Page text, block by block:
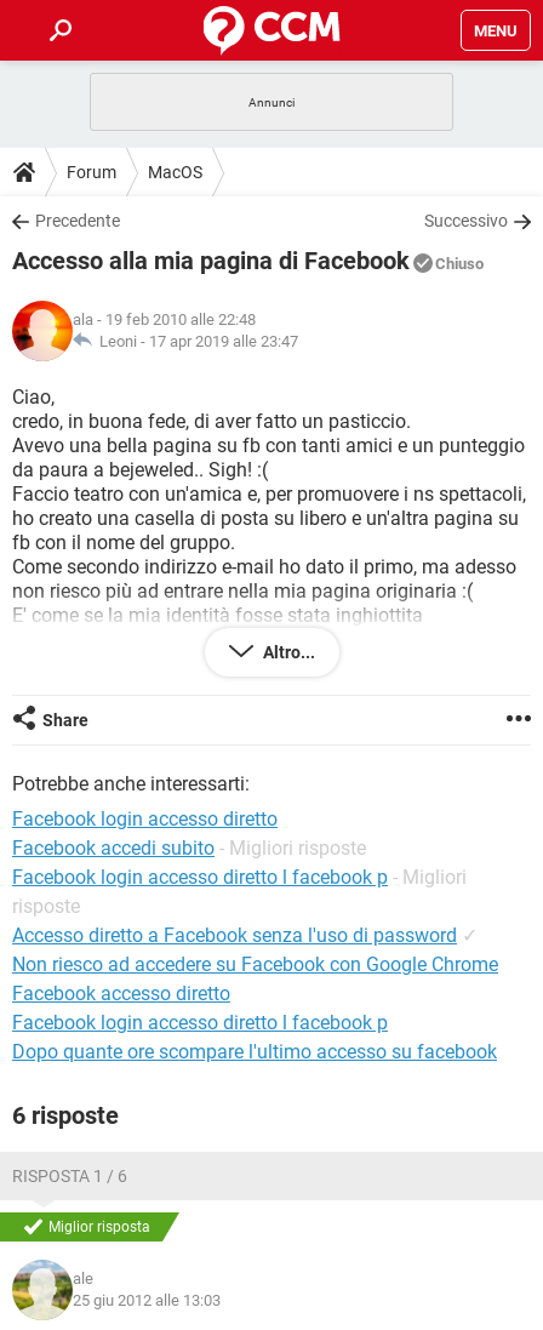
MENU
INTRATTENIMENTO
iOS
INSTAGRAM WHATSAPP
TIKTOK
HARDWARE
GUIDE
COVID-19
INSTAGRAM
TIKTOK
HARDWARE
DOWNLOAD
COVID-19 GAMING
INTRATTENIMENTO
iOS WINDOWS 10
INSTAGRAM
TIKTOK FACEBOOK
HARDWARE
COVID-19
INTRATTENIMENTO
iOS
INSTAGRAM WHATSAPP
TIKTOK FACEBOOK
HARDWARE
GLOSSARIO
COVID-19
INTRATTENIMENTO ANDROID
iOS
INSTAGRAM WHATSAPP
TIKTOK
HARDWARE
Forum MacOS
Precedente Successivo
Accesso alla mia pagina di Facebook Chiuso
ala - 19 feb 2010 alle 22:48
Leoni - 17 apr 2019 alle 23:47
Ciao,
credo, in buona fede, di aver fatto un pasticcio.
Avevo una bella pagina su fb con tanti amici e un punteggio
da paura a bejeweled.. Sigh! :(
Faccio teatro con un'amica e, per promuovere i ns spettacoli,
ho creato una casella di posta su libero e un'altra pagina su
fb con il nome del gruppo.
Come secondo indirizzo e-mail ho dato il primo, ma adesso
non riesco più ad entrare nella mia pagina originaria :(
E' come se la mia identità fosse stata inghiottita
C'è speranza o mi devo rassegnare??
il fantasma di
Ala
Altro...
Share
Potrebbe anche interessarti:
Facebook login accesso diretto
Facebook accedi subito - Migliori risposte
Facebook login accesso diretto l facebook p - Migliori
risposte
Accesso diretto a Facebook senza l'uso di password ✓
Non riesco ad accedere su Facebook con Google Chrome
Facebook accesso diretto
Facebook login accesso diretto l facebook p
Dopo quante ore scompare l'ultimo accesso su facebook
6 risposte
RISPOSTA 1 / 6
Miglior risposta
ale
25 giu 2012 alle 13:03